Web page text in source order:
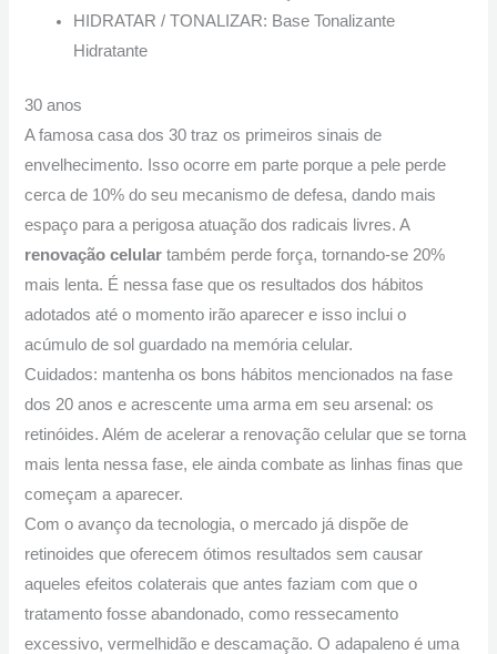
HIDRATAR / TONALIZAR: Base Tonalizante
Hidratante
30 anos
A famosa casa dos 30 traz os primeiros sinais de
envelhecimento. Isso ocorre em parte porque a pele perde
cerca de 10% do seu mecanismo de defesa, dando mais
espaço para a perigosa atuação dos radicais livres. A
renovação celular também perde força, tornando-se 20%
mais lenta. É nessa fase que os resultados dos hábitos
adotados até o momento irão aparecer e isso inclui o
acúmulo de sol guardado na memória celular.
Cuidados: mantenha os bons hábitos mencionados na fase
dos 20 anos e acrescente uma arma em seu arsenal: os
retinóides. Além de acelerar a renovação celular que se torna
mais lenta nessa fase, ele ainda combate as linhas finas que
começam a aparecer.
Com o avanço da tecnologia, o mercado já dispõe de
retinoides que oferecem ótimos resultados sem causar
aqueles efeitos colaterais que antes faziam com que o
tratamento fosse abandonado, como ressecamento
excessivo, vermelhidão e descamação. O adapaleno é uma